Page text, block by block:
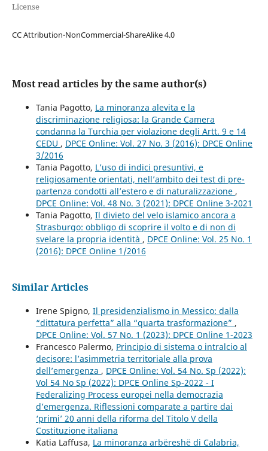
License
CC Attribution-NonCommercial-ShareAlike 4.0
Most read articles by the same author(s)
Tania Pagotto, La minoranza alevita e la
discriminazione religiosa: la Grande Camera
condanna la Turchia per violazione degli Artt. 9 e 14
CEDU , DPCE Online: Vol. 27 No. 3 (2016): DPCE Online
3/2016
Tania Pagotto, L’uso di indici presuntivi, e
religiosamente orientati, nell’ambito dei test di pre-
partenza condotti all’estero e di naturalizzazione ,
DPCE Online: Vol. 48 No. 3 (2021): DPCE Online 3-2021
Tania Pagotto, Il divieto del velo islamico ancora a
Strasburgo: obbligo di scoprire il volto e di non di
svelare la propria identità , DPCE Online: Vol. 25 No. 1
(2016): DPCE Online 1/2016
Similar Articles
Irene Spigno, Il presidenzialismo in Messico: dalla
“dittatura perfetta” alla “quarta trasformazione” ,
DPCE Online: Vol. 57 No. 1 (2023): DPCE Online 1-2023
Francesco Palermo, Principio di sistema o intralcio al
decisore: l’asimmetria territoriale alla prova
dell’emergenza , DPCE Online: Vol. 54 No. Sp (2022):
Vol 54 No Sp (2022): DPCE Online Sp-2022 - I
Federalizing Process europei nella democrazia
d’emergenza. Riflessioni comparate a partire dai
‘primi’ 20 anni della riforma del Titolo V della
Costituzione italiana
Katia Laffusa, La minoranza arbëreshë di Calabria,